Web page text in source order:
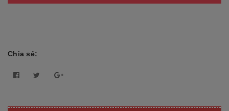
Chia sẻ: